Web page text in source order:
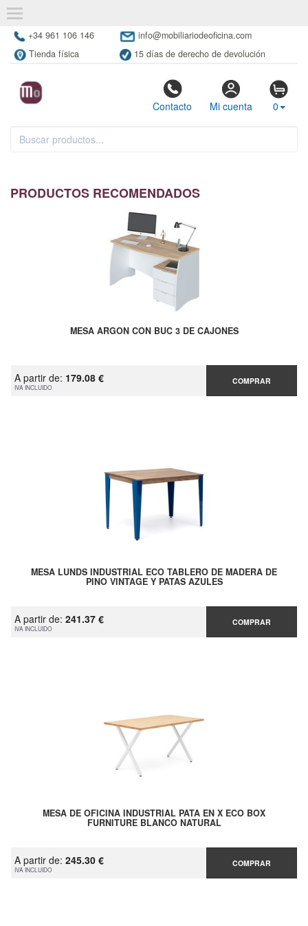
+34 961 106 146
info@mobiliariodeoficina.com
Tienda física
15 días de derecho de devolución
Contacto Mi cuenta 0
PRODUCTOS RECOMENDADOS
MESA ARGON CON BUC 3 DE CAJONES
A partir de: 179.08 €
IVA INCLUIDO
COMPRAR
MESA LUNDS INDUSTRIAL ECO TABLERO DE MADERA DE
PINO VINTAGE Y PATAS AZULES
A partir de: 241.37 €
IVA INCLUIDO
COMPRAR
MESA DE OFICINA INDUSTRIAL PATA EN X ECO BOX
FURNITURE BLANCO NATURAL
A partir de: 245.30 €
IVA INCLUIDO
COMPRAR